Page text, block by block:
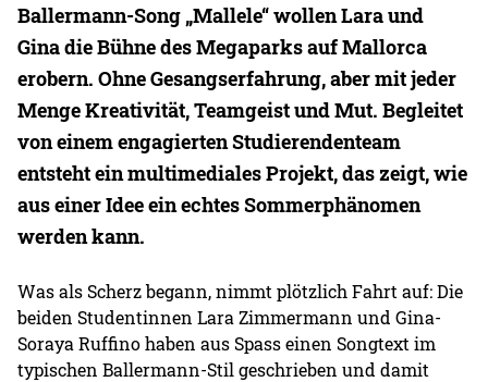
Ballermann-Song „Mallele“ wollen Lara und
Gina die Bühne des Megaparks auf Mallorca
erobern. Ohne Gesangserfahrung, aber mit jeder
Menge Kreativität, Teamgeist und Mut. Begleitet
von einem engagierten Studierendenteam
entsteht ein multimediales Projekt, das zeigt, wie
aus einer Idee ein echtes Sommerphänomen
werden kann.
Was als Scherz begann, nimmt plötzlich Fahrt auf: Die
beiden Studentinnen Lara Zimmermann und Gina-
Soraya Ruffino haben aus Spass einen Songtext im
typischen Ballermann-Stil geschrieben und damit